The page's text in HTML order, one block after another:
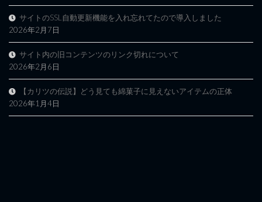
サイトのSSL自動更新機能を入れ忘れてたので導入しました
2026年2月7日
サイト内の旧コンテンツのリンク切れについて
2026年2月6日
【カリツの伝説】どう見ても綿菓子に見えないアイテムの正体
2026年1月4日